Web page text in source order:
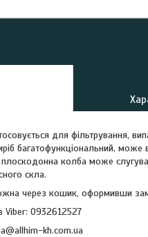
для фільтрування,
багатофункціональний, може
колба може
скла.
через кошик, оформивши
Viber: 0932612527
kh.com.ua